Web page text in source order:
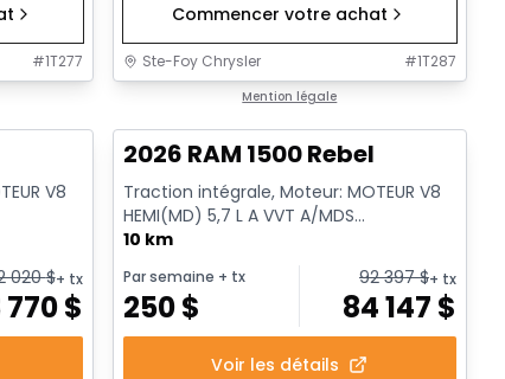
#1T277
Commencer votre achat
Ste-Foy Chrysler #1T287
Mention légale
V8
020$+ tx
770$
2026 RAM 1500 Rebel
Traction intégrale, Moteur: MOTEUR V8
HEMI(MD) 5,7 L A VVT A/MDS
ECO/ETORQUE - 8 Cyl. - Essence
10 km
Par semaine + tx
250$
92 397$+ tx
84 147 $
Voir les détails